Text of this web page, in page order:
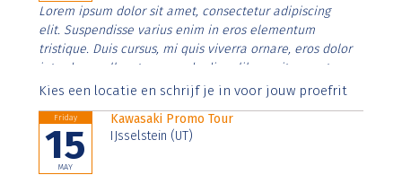
Lorem ipsum dolor sit amet, consectetur adipiscing
elit. Suspendisse varius enim in eros elementum
tristique. Duis cursus, mi quis viverra ornare, eros dolor
interdum nulla, ut commodo diam libero vitae erat.
Aenean faucibus nibh et justo cursus id rutrum lorem
Kies een locatie en schrijf je in voor jouw proefrit
Friday
15
MAY
Kawasaki Promo Tour
IJsselstein (UT)